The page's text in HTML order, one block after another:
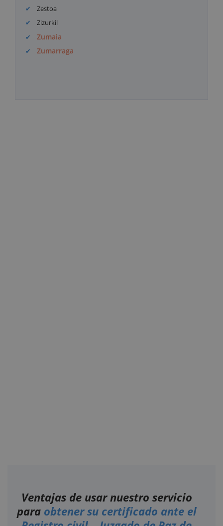
Zestoa
Zizurkil
Zumaia
Zumarraga
Ventajas de usar nuestro servicio
para obtener su certificado ante el